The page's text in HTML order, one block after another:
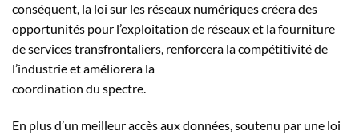
conséquent, la loi sur les réseaux numériques créera des
opportunités pour l’exploitation de réseaux et la fourniture
de services transfrontaliers, renforcera la compétitivité de
l’industrie et améliorera la
coordination du spectre.
En plus d’un meilleur accès aux données, soutenu par une loi